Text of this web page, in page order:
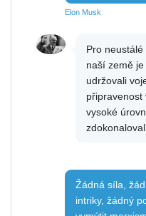
Elon Musk
Pro
naší země
udržovali
připravenost
vysoké
Žádná síla,
intriky, žádný